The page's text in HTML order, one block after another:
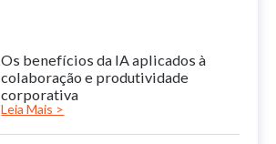
Os benefícios da IA aplicados à
colaboração e produtividade
corporativa
Leia Mais >